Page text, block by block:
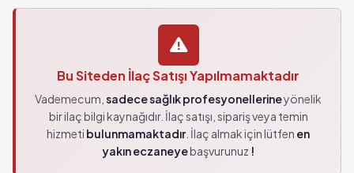
Bu Siteden İlaç Satışı Yapılmamaktadır
Vademecum, sadece sağlık profesyonellerineyönelik
bir ilaç bilgi kaynağıdır. İlaç satışı, sipariş veya temin
hizmeti bulunmamaktadır. İlaç almak için lütfen en
yakın eczaneyebaşvurunuz !